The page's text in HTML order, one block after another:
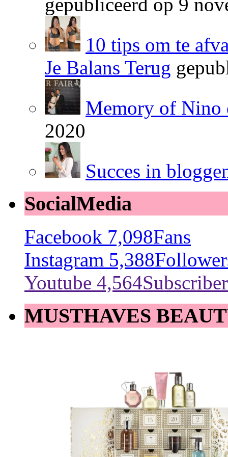
10 tips om te
Je Balans Terug
Memory of Nino
2020
Succes in
SocialMedia
Facebook 7,098Fans
Instagram 5,388
Youtube 4,564Subscriber
MUSTHAVES